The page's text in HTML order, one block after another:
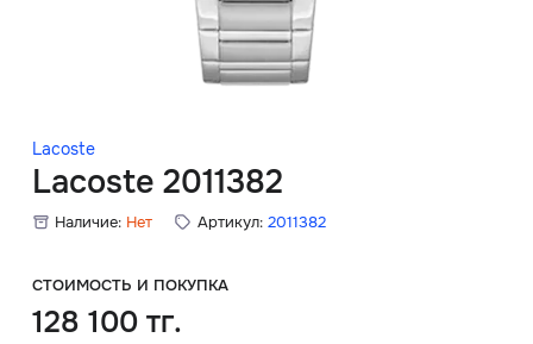
Lacoste
Lacoste 2011382
Наличие: Нет Артикул: 2011382
СТОИМОСТЬ И ПОКУПКА
128 100 тг.
Женские часы
Скидки
Главная
О нас